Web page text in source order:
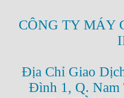
CÔNG TY MÁY
Địa Chỉ Giao
Đình 1, Q. Nam